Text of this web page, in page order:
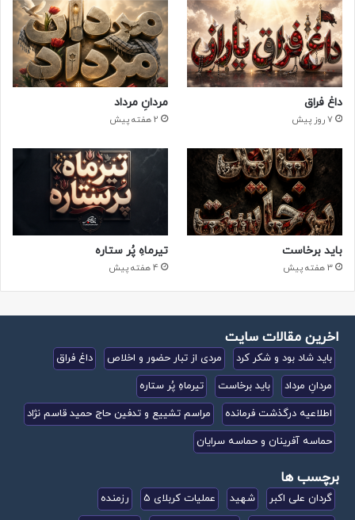
داغ فراق
7 روز پیش
مردانِ مرداد
2 هفته پیش
باید برخاست
3 هفته پیش
تیرماهِ پُر ستاره
4 هفته پیش
اخرین مقالات سایت
باید شاد بود و شکر کرد مردی از تبار حضور و اخلاص
داغ فراق
مردانِ مرداد
باید برخاست
تیرماهِ پُر ستاره
اطلاعیه درگذشت فرمانده
مراسم تشییع و تدفین حاج حمید قاسم نژاد
حماسه آفرینان و حماسه سرایان
برچسب ها
گردان علی اکبر شهید عملیات کربلای 5
رزمنده